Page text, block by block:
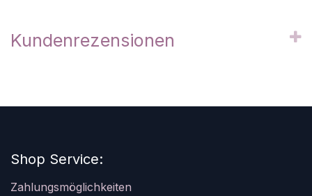
Kundenrezensionen
Shop Service:
Zahlungsmöglichkeiten